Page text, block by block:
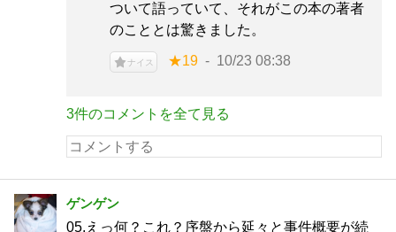
ついて語っていて、それがこの本の著者
のこととは驚きました。
ナイス ★19 10/23 08:38
3件のコメントを全て見る
ゲンゲン
05.えっ何？これ？序盤から延々と事件概要が続